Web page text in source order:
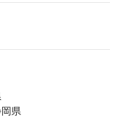
県